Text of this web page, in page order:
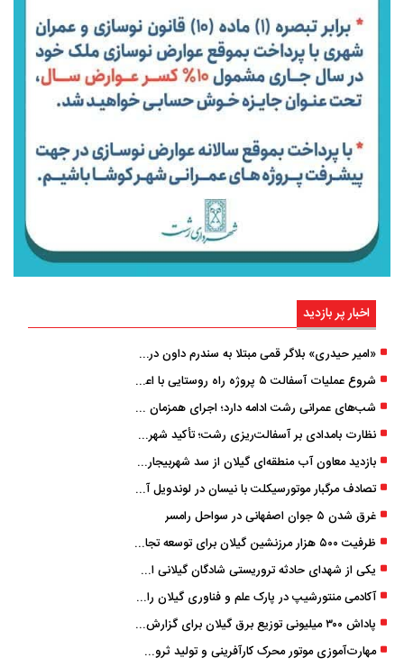
اخبار پر بازدید
«امیر حیدری» بلاگر قمی مبتلا به سندرم داون درگذشت
شروع عملیات آسفالت ۵ پروژه راه ‌روستایی با اعتبار ۳۷۰ میلیاردی در گیلان
شب‌های عمرانی رشت ادامه دارد؛ اجرای همزمان آسفالت‌ریزی در پنج منطقه شهری
نظارت بامدادی بر آسفالت‌ریزی رشت؛ تأکید شهردار و بازرس کل بر کیفیت اجرای پروژه‌ها
بازدید معاون آب منطقه‌ای گیلان از سد شهربیجار برای تداوم تأمین آب شرب استان
تصادف مرگبار موتورسیکلت با نیسان در لوندویل آستارا/ انتقال مصدوم با اورژانس هوایی به رشت
غرق شدن ۵ جوان اصفهانی در سواحل رامسر
ظرفیت ۵۰۰ هزار مرزنشین گیلان برای توسعه تجارت فعال می‌شود
یکی از شهدای حادثه تروریستی شادگان گیلانی است/ شهادت «سینا سیاه‌ نژاد» در درگیری با اشرار مسلح
آکادمی منتورشیپ در پارک علم و فناوری گیلان راه‌اندازی شد
پاداش ۳۰۰ میلیونی توزیع برق گیلان برای گزارش ماینرهای غیرمجاز
مهارت‌آموزی موتور محرک کارآفرینی و تولید ثروت است